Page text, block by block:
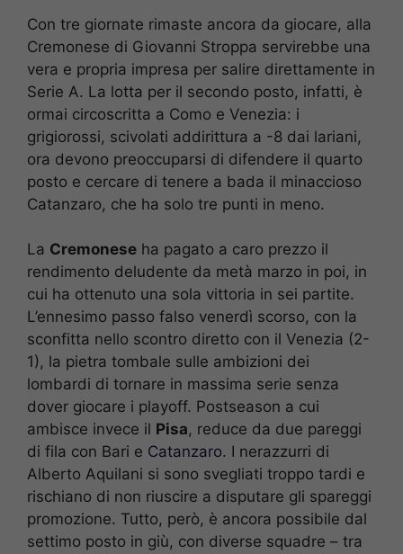
Con tre giornate rimaste ancora da giocare, alla
Cremonese di Giovanni Stroppa servirebbe una
vera e propria impresa per salire direttamente in
Serie A. La lotta per il secondo posto, infatti, è
ormai circoscritta a Como e Venezia: i
grigiorossi, scivolati addirittura a -8 dai lariani,
ora devono preoccuparsi di difendere il quarto
posto e cercare di tenere a bada il minaccioso
Catanzaro, che ha solo tre punti in meno.
La Cremonese ha pagato a caro prezzo il
rendimento deludente da metà marzo in poi, in
cui ha ottenuto una sola vittoria in sei partite.
L’ennesimo passo falso venerdì scorso, con la
sconfitta nello scontro diretto con il Venezia (2-
1), la pietra tombale sulle ambizioni dei
lombardi di tornare in massima serie senza
dover giocare i playoff. Postseason a cui
ambisce invece il Pisa, reduce da due pareggi
di fila con Bari e Catanzaro. I nerazzurri di
Alberto Aquilani si sono svegliati troppo tardi e
rischiano di non riuscire a disputare gli spareggi
promozione. Tutto, però, è ancora possibile dal
settimo posto in giù, con diverse squadre – tra